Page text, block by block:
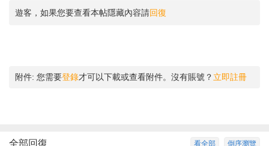
遊客，如果您要查看本帖隱藏內容請回復
附件: 您需要登錄才可以下載或查看附件。沒有賬號？ 立即註冊
倒序瀏覽
看全部
全部回復